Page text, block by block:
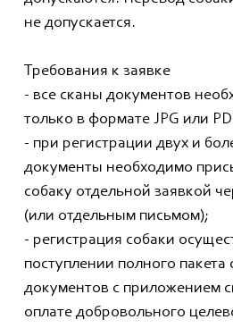
не допускается.
Требования к заявке
- все сканы документов
только в формате JPG или
- при регистрации двух и
документы необходимо
собаку отдельной заявкой
(или отдельным письмом);
- регистрация собаки
поступлении полного
документов с приложением
оплате добровольного